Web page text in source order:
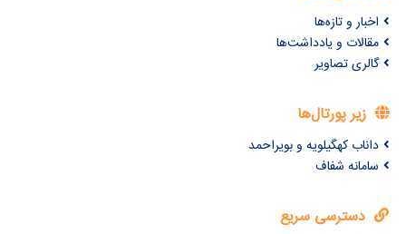
اخبار و تازه‌ها
مقالات و یادداشت‌ها
گالری تصاویر
زیر پورتال‌ها
داناب کهگیلویه و بویراحمد
سامانه شفاف
دسترسی سریع